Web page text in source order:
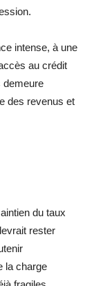
intense, à une
au crédit
demeure
des revenus et
du taux
rester
la charge